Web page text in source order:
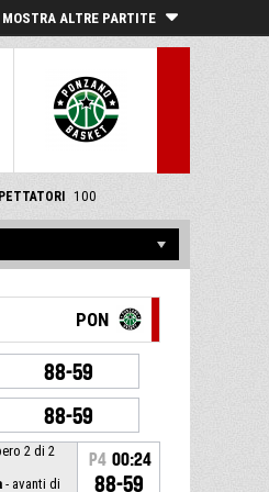
MOSTRA ALTRE PARTITE
100
PON
88-59
88-59
2 di 2
- avanti di
P4 00:24
88-59